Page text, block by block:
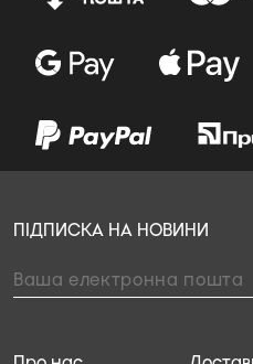
ПІДПИСКА НА НОВИНИ